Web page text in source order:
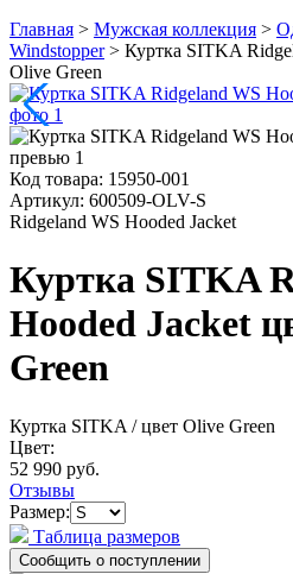
Главная > Мужская коллекция >
Windstopper > Куртка SITKA
Olive Green
Код товара: 15950-001
Артикул: 600509-OLV-S
Ridgeland WS Hooded Jacket
Куртка SITKA
Hooded Jacket
Green
Куртка SITKA / цвет Olive Green
Цвет:
52 990 руб.
Отзывы
Размер:
Таблица размеров